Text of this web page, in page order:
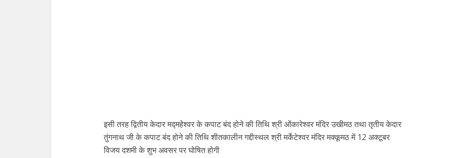
इसी तरह द्वितीय केदार मद्महेश्वर के कपाट बंद होने की तिथि श्री ओंकारेश्वर मंदिर उखीमठ तथा तृतीय केदार
तुंगनाथ जी के कपाट बंद होने की तिथि शीतकालीन गद्दीस्थल श्री मर्केटेश्वर मंदिर मक्कूमठ में 12 अक्टूबर
विजय दशमी के शुभ अवसर पर घोषित होगी